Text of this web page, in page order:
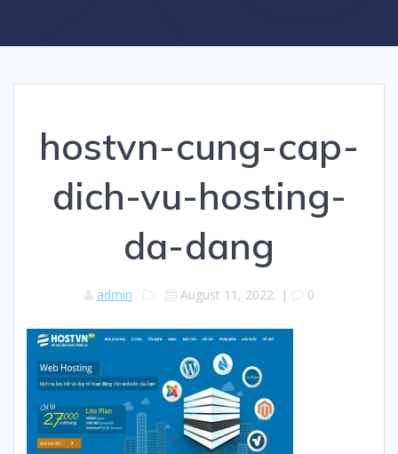
hostvn-cung-cap-
dich-vu-hosting-
da-dang
admin August 11, 2022 | 0